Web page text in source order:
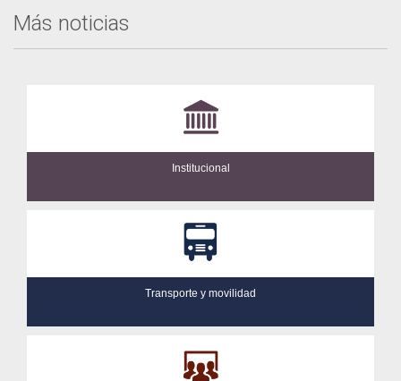
Más noticias
Institucional
Transporte y movilidad